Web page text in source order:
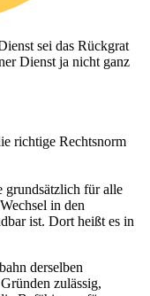
sei das Rückgrat
Dienst ja nicht ganz
richtige Rechtsnorm
grundsätzlich für alle
in den
ist. Dort heißt es in
derselben
zulässig,